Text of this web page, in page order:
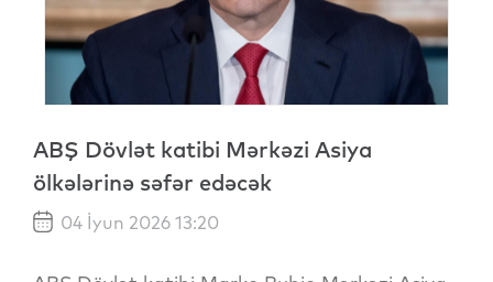
ABŞ Dövlət katibi Mərkəzi Asiya
ölkələrinə səfər edəcək
04 İyun 2026 13:20